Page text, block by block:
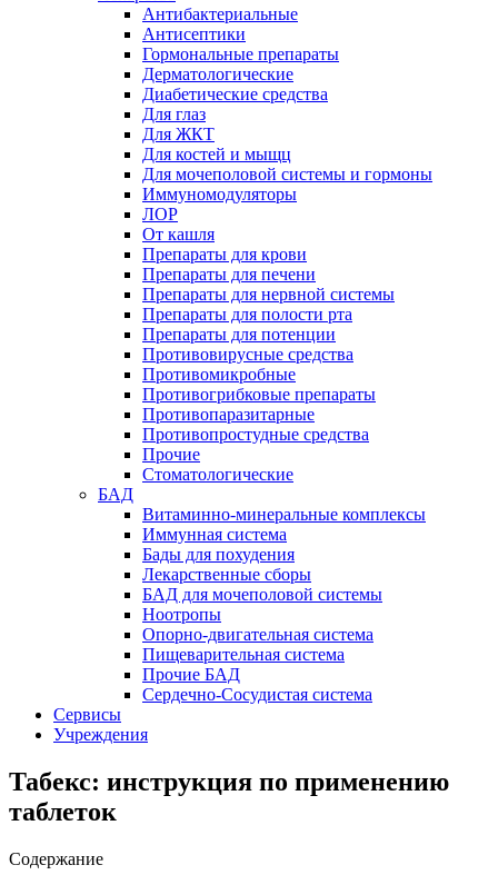
Антибактериальные
Антисептики
Гормональные препараты
Дерматологические
Диабетические средства
Для глаз
Для ЖКТ
Для костей и мыщц
Для мочеполовой системы и гормоны
Иммуномодуляторы
ЛОР
От кашля
Препараты для крови
Препараты для печени
Препараты для нервной системы
Препараты для полости рта
Препараты для потенции
Противовирусные средства
Противомикробные
Противогрибковые препараты
Противопаразитарные
Противопростудные средства
Прочие
Стоматологические
БАД
Витаминно-минеральные комплексы
Иммунная система
Бады для похудения
Лекарственные сборы
БАД для мочеполовой системы
Ноотропы
Опорно-двигательная система
Пищеварительная система
Прочие БАД
Сердечно-Сосудистая система
Сервисы
Учреждения
Табекс: инструкция по применению
таблеток
Содержание